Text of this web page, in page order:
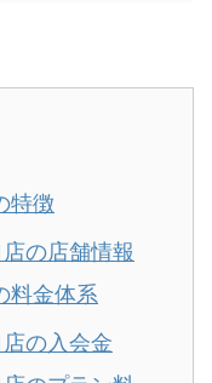
特徴
の店舗情報
料金体系
の入会金